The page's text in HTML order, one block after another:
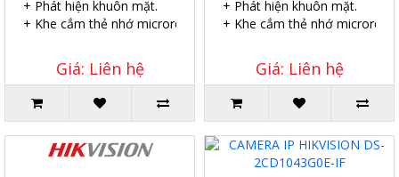
+ Phát hiện khuôn mặt.
+ Khe cắm thẻ nhớ microroSD 512GB (max).
Giá: Liên hệ
+ Phát hiện khuôn mặt.
+ Khe cắm thẻ nhớ
Giá: Liên hệ